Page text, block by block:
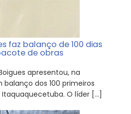
faz balanço de 100 dias
de obras
apresentou, na
dos 100 primeiros
O líder […]